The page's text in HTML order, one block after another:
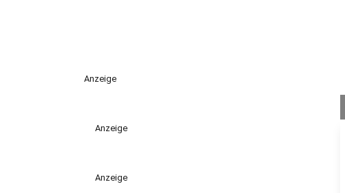
Anzeige
Anzeige
Anzeige